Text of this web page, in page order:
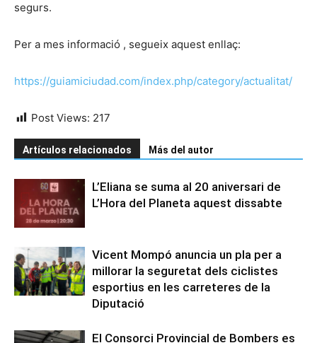
segurs.
Per a mes informació , segueix aquest enllaç:
https://guiamiciudad.com/index.php/category/actualitat/
Post Views: 217
Artículos relacionados Más del autor
L’Eliana se suma al 20 aniversari de
L’Hora del Planeta aquest dissabte
Vicent Mompó anuncia un pla per a
millorar la seguretat dels ciclistes
esportius en les carreteres de la
Diputació
El Consorci Provincial de Bombers es